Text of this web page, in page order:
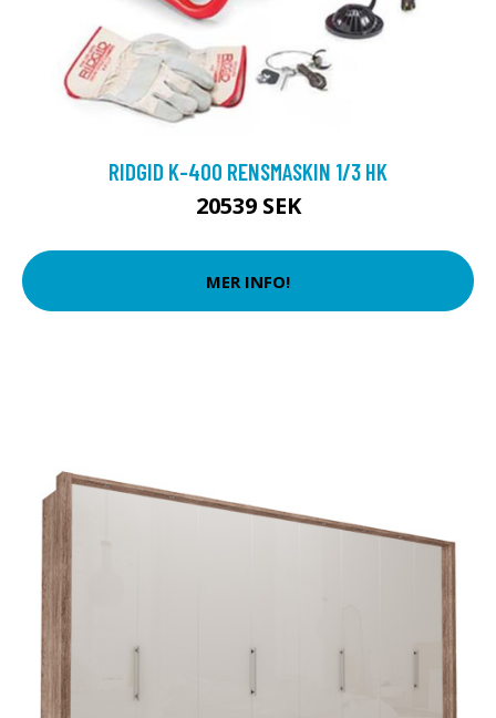
RIDGID K-400 RENSMASKIN 1/3 HK
20539 SEK
MER INFO!